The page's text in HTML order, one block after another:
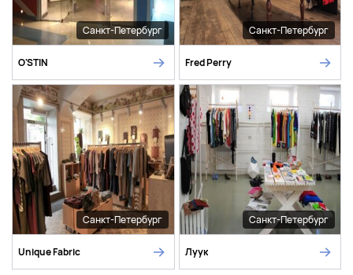
Санкт-Петербург
O'STIN
Санкт-Петербург
Fred Perry
Санкт-Петербург
Unique Fabric
Санкт-Петербург
Луук